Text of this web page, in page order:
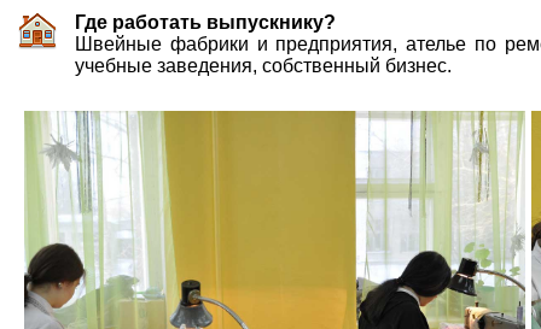
Где работать выпускнику?
Швейные фабрики и предприятия, ателье по
учебные заведения, собственный бизнес.